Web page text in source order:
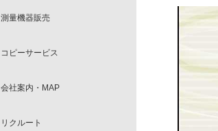
測量機器販売
コピーサービス
会社案内・MAP
リクルート